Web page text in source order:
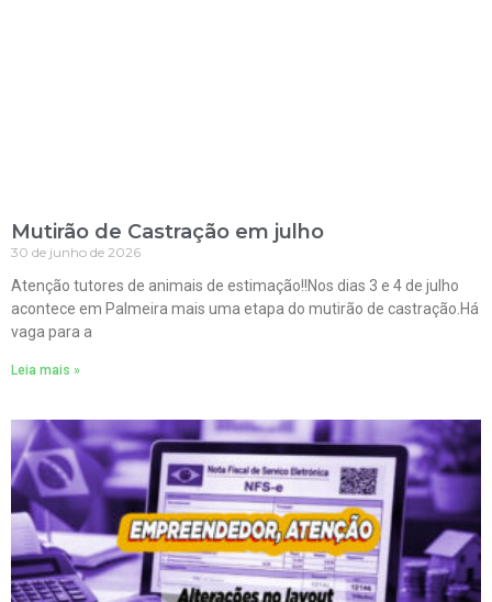
Mutirão de Castração em julho
30 de junho de 2026
Atenção tutores de animais de estimação!!Nos dias 3 e 4 de julho
acontece em Palmeira mais uma etapa do mutirão de castração.Há
vaga para a
Leia mais »